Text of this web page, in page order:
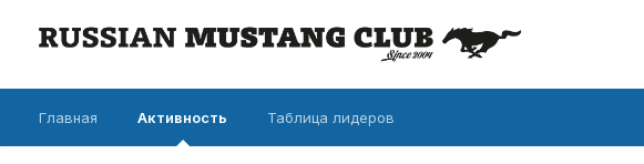
Главная Активность Таблица лидеров